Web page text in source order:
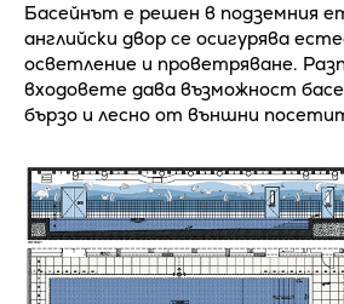
Басейнът е решен в подземния
английски двор се осигурява
осветление и проветряване.
входовете дава възможност
бързо и лесно от външни